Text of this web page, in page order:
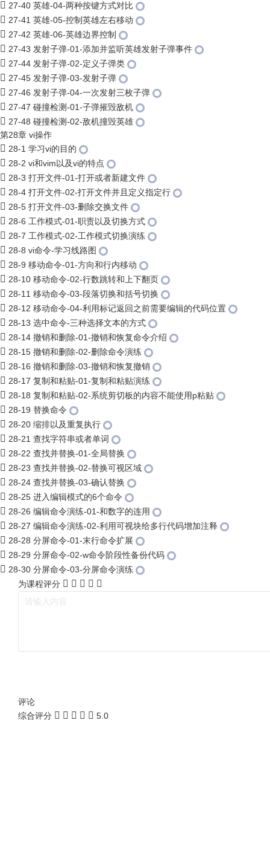
27-40 英雄-04-两种按键方式对比
27-41 英雄-05-控制英雄左右移动
27-42 英雄-06-英雄边界控制
27-43 发射子弹-01-添加并监听英雄发射子弹事件
27-44 发射子弹-02-定义子弹类
27-45 发射子弹-03-发射子弹
27-46 发射子弹-04-一次发射三枚子弹
27-47 碰撞检测-01-子弹摧毁敌机
27-48 碰撞检测-02-敌机撞毁英雄
第28章 vi操作
28-1 学习vi的目的
28-2 vi和vim以及vi的特点
28-3 打开文件-01-打开或者新建文件
28-4 打开文件-02-打开文件并且定义指定行
28-5 打开文件-03-删除交换文件
28-6 工作模式-01-职责以及切换方式
28-7 工作模式-02-工作模式切换演练
28-8 vi命令-学习线路图
28-9 移动命令-01-方向和行内移动
28-10 移动命令-02-行数跳转和上下翻页
28-11 移动命令-03-段落切换和括号切换
28-12 移动命令-04-利用标记返回之前需要编辑的代码位置
28-13 选中命令-三种选择文本的方式
28-14 撤销和删除-01-撤销和恢复命令介绍
28-15 撤销和删除-02-删除命令演练
28-16 撤销和删除-03-撤销和恢复撤销
28-17 复制和粘贴-01-复制和粘贴演练
28-18 复制和粘贴-02-系统剪切板的内容不能使用p粘贴
28-19 替换命令
28-20 缩排以及重复执行
28-21 查找字符串或者单词
28-22 查找并替换-01-全局替换
28-23 查找并替换-02-替换可视区域
28-24 查找并替换-03-确认替换
28-25 进入编辑模式的6个命令
28-26 编辑命令演练-01-和数字的连用
28-27 编辑命令演练-02-利用可视块给多行代码增加注释
28-28 分屏命令-01-末行命令扩展
28-29 分屏命令-02-w命令阶段性备份代码
28-30 分屏命令-03-分屏命令演练
为课程评分
评论
综合评分
5.0